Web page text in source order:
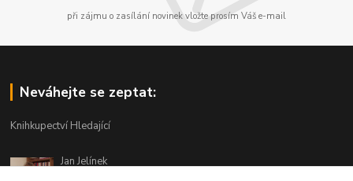
při zájmu o zasílání novinek vložte prosím Váš e-mail
Neváhejte se zeptat:
Knihkupectví Hledající
Jan Jelínek